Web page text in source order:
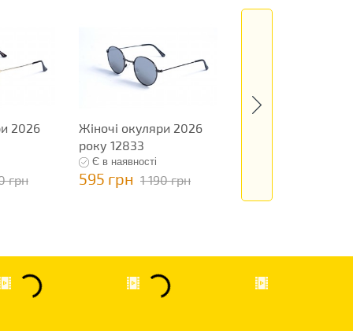
2026
грн
Жіночі окуляри 2026
року 12833
Є в наявності
595 грн 1 190 грн